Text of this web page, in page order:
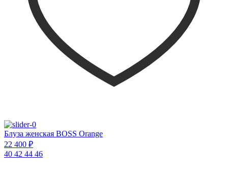
Блуза женская BOSS Orange
22 400 ₽
40 42 44 46